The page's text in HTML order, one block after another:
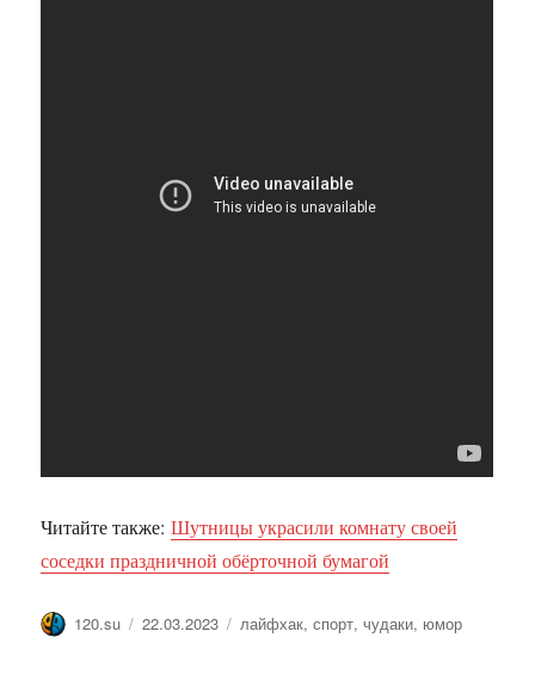
Читайте также:Шутницы украсили комнату своей
соседки праздничной обёрточной бумагой
Автор
120.su Опубликовано
22.03.2023 Метки
лайфхак,спорт,чудаки, юмор